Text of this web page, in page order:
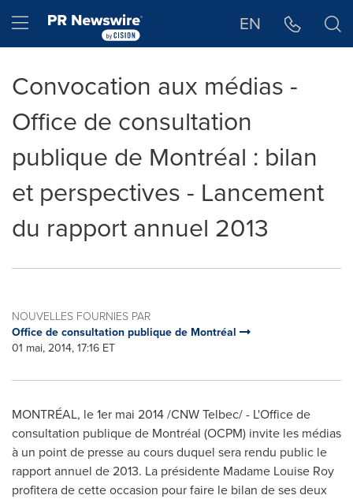
Hamburger menu EN
Convocation aux médias -
Office de consultation
publique de Montréal : bilan
et perspectives - Lancement
du rapport annuel 2013
NOUVELLES FOURNIES PAR
Office de consultation publique de Montréal
01 mai, 2014, 17:16 ET
MONTRÉAL, le 1er mai 2014 /CNW Telbec/ - L'Office de
consultation publique de Montréal (OCPM) invite les médias
à un point de presse au cours duquel sera rendu public le
rapport annuel de 2013. La présidente Madame Louise Roy
profitera de cette occasion pour faire le bilan de ses deux